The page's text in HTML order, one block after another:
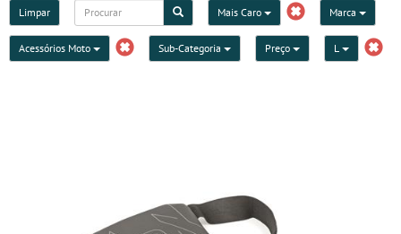
Limpar Mais Caro Marca
Acessórios Moto Sub-Categoria Preço L